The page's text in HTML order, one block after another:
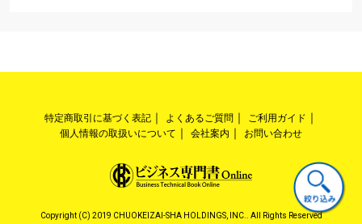
特定商取引に基づく表記 よくあるご質問
ご利用ガイド
個人情報の取扱いについて
会社案内 お問い合わせ
Copyright (C) 2019 CHUOKEIZAI-SHA HOLDINGS, INC.. All Rights Reserved